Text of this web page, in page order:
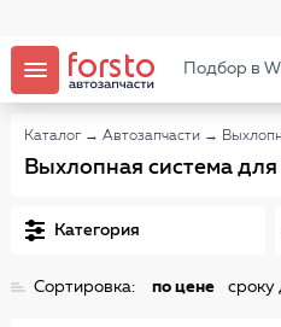
Подбор в
Каталог → Автозапчасти →
Выхлопная система для
Категория
Сортировка: по цене сроку